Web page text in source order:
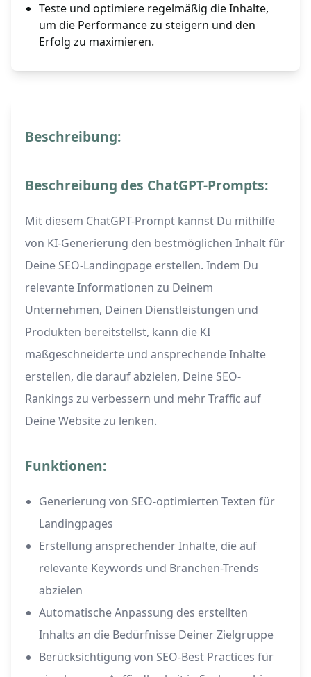
Teste und optimiere regelmäßig die Inhalte,
um die Performance zu steigern und den
Erfolg zu maximieren.
Beschreibung:
Beschreibung des ChatGPT-Prompts:
Mit diesem ChatGPT-Prompt kannst Du mithilfe
von KI-Generierung den bestmöglichen Inhalt für
Deine SEO-Landingpage erstellen. Indem Du
relevante Informationen zu Deinem
Unternehmen, Deinen Dienstleistungen und
Produkten bereitstellst, kann die KI
maßgeschneiderte und ansprechende Inhalte
erstellen, die darauf abzielen, Deine SEO-
Rankings zu verbessern und mehr Traffic auf
Deine Website zu lenken.
Funktionen:
Generierung von SEO-optimierten Texten für
Landingpages
Erstellung ansprechender Inhalte, die auf
relevante Keywords und Branchen-Trends
abzielen
Automatische Anpassung des erstellten
Inhalts an die Bedürfnisse Deiner Zielgruppe
Berücksichtigung von SEO-Best Practices für